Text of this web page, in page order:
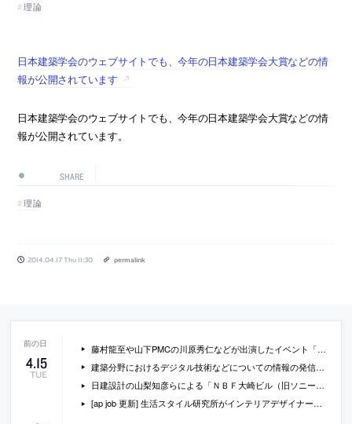
理論
日本建築学会のウェブサイトでも、今年の日本建築学会大賞などの情
報が公開されています
日本建築学会のウェブサイトでも、今年の日本建築学会大賞などの情
報が公開されています。
SHARE
理論
2014.04.17 Thu 11:30 permalink
4.15
TUE
藤村龍至や山下PMCの川原秀仁などが出演したイベント「PROPS プロトーク [第2回] 開発・オペレーション」の書き起こし
建築分野におけるデジタル技術などについての情報の発信などもしている「noiz EaR」のウェブサイトが公開
日建設計の山梨知彦らによる「ＮＢＦ大崎ビル（旧ソニーシティ大崎）」や篠原聡子による「ＳＨＡＲＥ ｙａｒａｉｃｈｏ」などが日本建築学会賞に
[ap job 更新] 生活スタイル研究所がインテリアデザイナー・企画プランナーを募集中